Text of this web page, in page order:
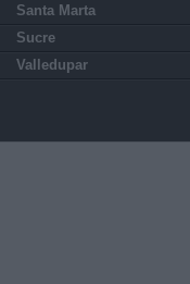
Santa Marta
Sucre
Valledupar